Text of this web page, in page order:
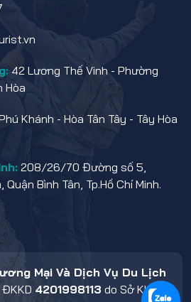
42 Lương Thế Vinh - Phường
Hòa
Khánh - Hòa Tân Tây - Tây Hòa
208/26/70 Đường số 5,
Bình Tân, Tp.Hồ Chí Minh.
Mại Và Dịch Vụ Du Lịch
4201998113 do Sở KHĐT